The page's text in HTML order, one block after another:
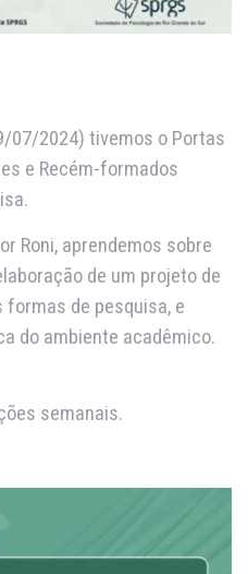
07/2024) tivemos o Portas
e Recém-formados
Roni, aprendemos sobre
de um projeto de
formas de pesquisa, e
do ambiente acadêmico.
semanais.